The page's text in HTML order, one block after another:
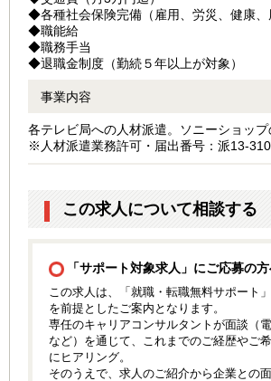
◆各種社会保険完備（雇用、労災、健康、
◆職能給
◆職務手当
◆退職金制度（勤続５年以上が対象）
事業内容
各テレビ局への人材派遣。ソニーショップ
※人材派遣業務許可・届出番号：派13-
この求人について相談する
「サポート対象求人」にご応募の
この求人は、「就職・転職無料サポート
を前提としたご案内となります。
専任のキャリアコンサルタントが面談（
など）を通じて、これまでのご経歴やご
にヒアリング。
そのうえで、求人のご紹介から企業との